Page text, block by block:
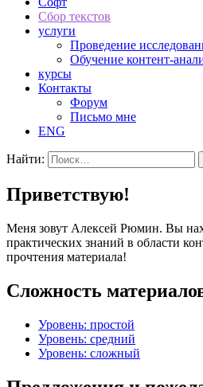
Сбор текстов
услуги
Проведение
Обучение контент-
курсы
Контакты
Форум
Письмо мне
ENG
Найти:
Приветствую!
Меня зовут Алексей Рюмин. Вы
практических знаний в области
прочтения материала!
Сложность
Уровень: простой
Уровень: средний
Уровень: сложный